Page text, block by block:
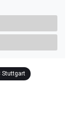
Stuttgart